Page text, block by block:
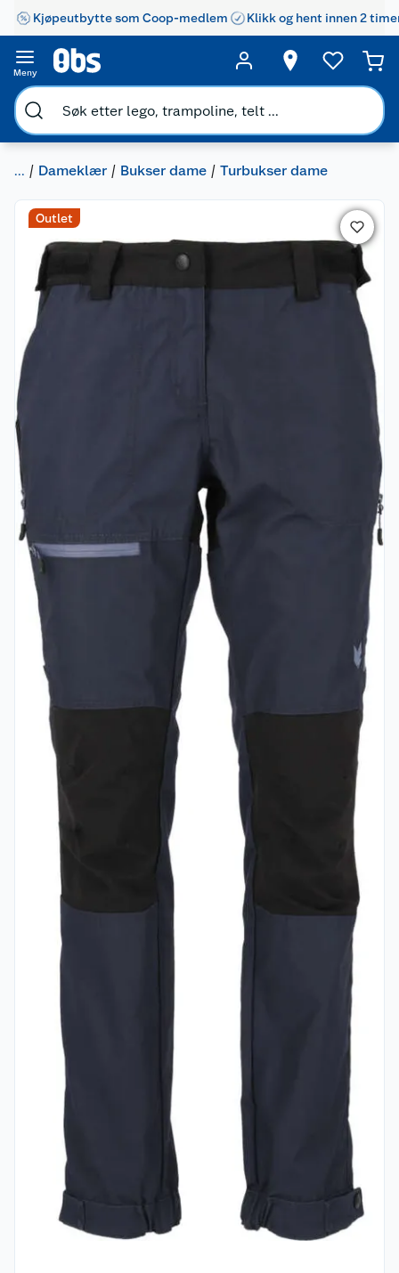
Kjøpeutbytte som Coop-medlem Klikk og hent innen 2
Meny
... Dameklær Bukser dame Turbukser dame
Outlet